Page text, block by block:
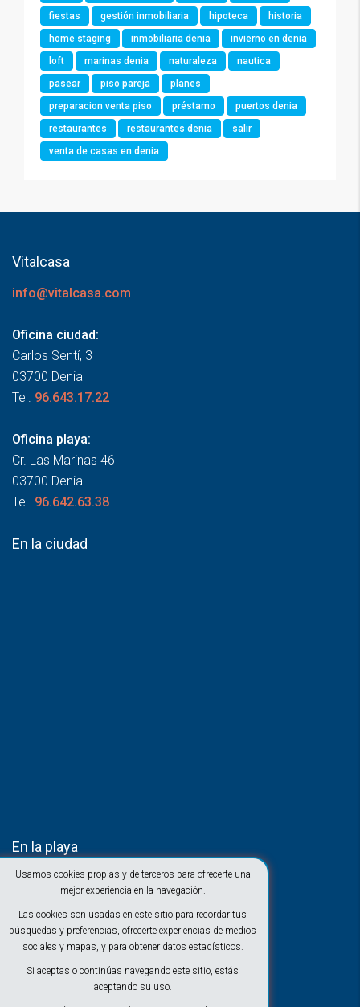
Usamos cookies propias y de terceros para ofrecerte una
mejor experiencia en la navegación.
Las cookies son usadas en este sitio para recordar tus
búsquedas y preferencias, ofrecerte experiencias de medios
sociales y mapas, y para obtener datos estadísticos.
Si aceptas o continúas navegando este sitio, estás
aceptando su uso.
fiestas
gestión inmobiliaria hipoteca
historia
home staging
inmobiliaria denia
invierno en denia
loft
marinas denia naturaleza
nautica
pasear
piso pareja
planes
preparacion venta piso
préstamo
puertos denia
restaurantes
restaurantes denia
salir
venta de casas en denia
Vitalcasa
info@vitalcasa.com
Oficina ciudad:
Carlos Sentí, 3
03700 Denia
Tel. 96.643.17.22
Oficina playa:
Cr. Las Marinas 46
03700 Denia
Tel. 96.642.63.38
En la ciudad
En la playa